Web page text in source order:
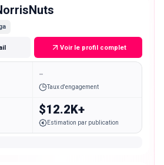
Voir le profil complet
-
Taux d'engagement
$12.2K+
Estimation par publication